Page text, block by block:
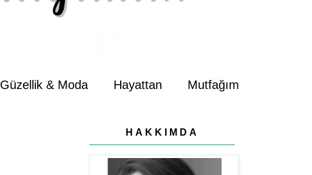
Güzellik & Moda Hayattan Mutfağım
HAKKIMDA